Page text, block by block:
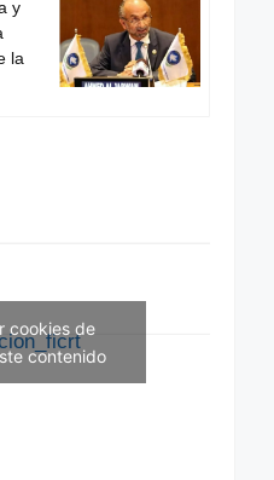
y
la
cookies de
contenido